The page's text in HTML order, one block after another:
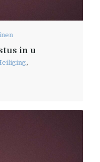
in u
,